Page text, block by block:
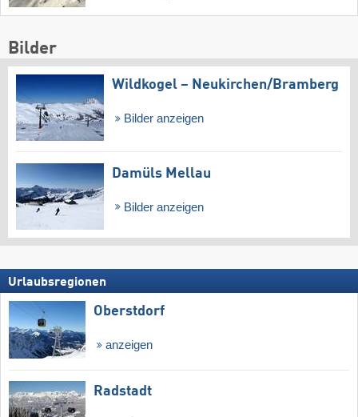
Bilder
Wildkogel – Neukirchen/​Bramberg
Bilder anzeigen
Damüls Mellau
Bilder anzeigen
Urlaubsregionen
Oberstdorf
anzeigen
Radstadt